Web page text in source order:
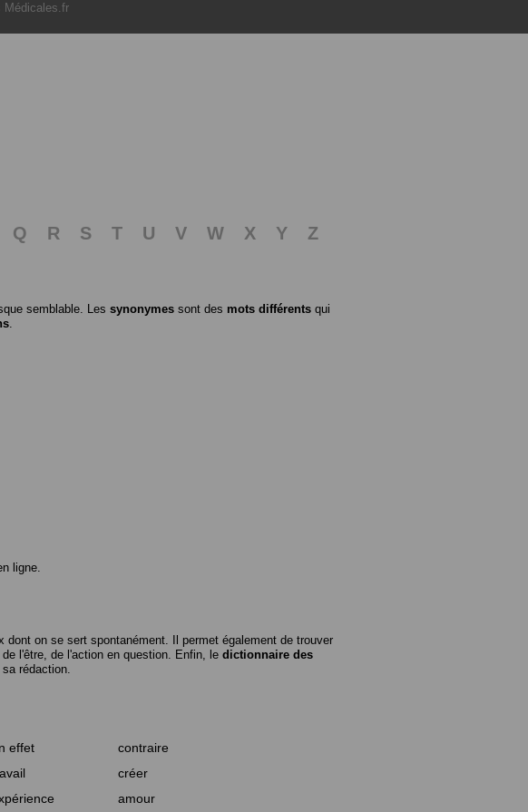
Médicales.fr
Q R S T U V W X Y
Z
semblable. Les synonymes sont des mots différents qui
.
ligne.
on se sert spontanément. Il permet également de trouver
l'être, de l'action en question. Enfin, le dictionnaire des
rédaction.
effet
contraire
créer
amour